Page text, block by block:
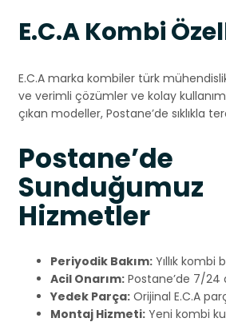
E.C.A Kombi
E.C.A marka kombiler türk
ve verimli çözümler ve kolay
çıkan modeller, Postane’de sıklıkla
Postane’de
Sunduğumuz
Hizmetler
Periyodik Bakım: Yıllık kombi
Acil Onarım: Postane’de 7/24
Yedek Parça: Orijinal E.C.A
Montaj Hizmeti: Yeni kombi